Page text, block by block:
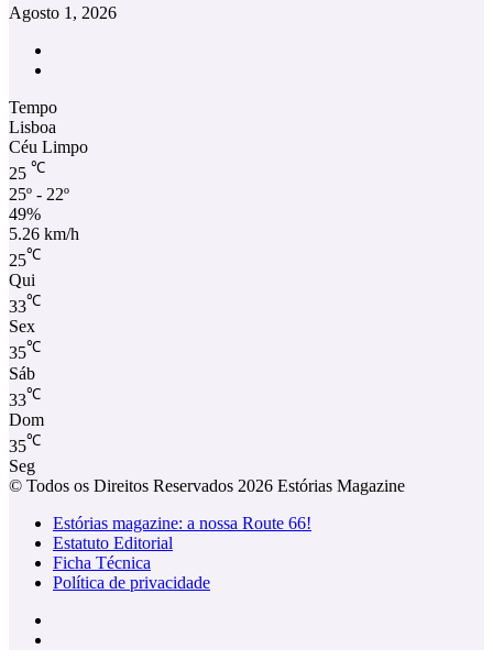
Agosto 1, 2026
Tempo
Lisboa
Céu Limpo
25 ℃
25º - 22º
49%
5.26 km/h
25℃
Qui
33℃
Sex
35℃
Sáb
33℃
Dom
35℃
Seg
© Todos os Direitos Reservados 2026 Estórias Magazine
Estórias magazine: a nossa Route 66!
Estatuto Editorial
Ficha Técnica
Política de privacidade